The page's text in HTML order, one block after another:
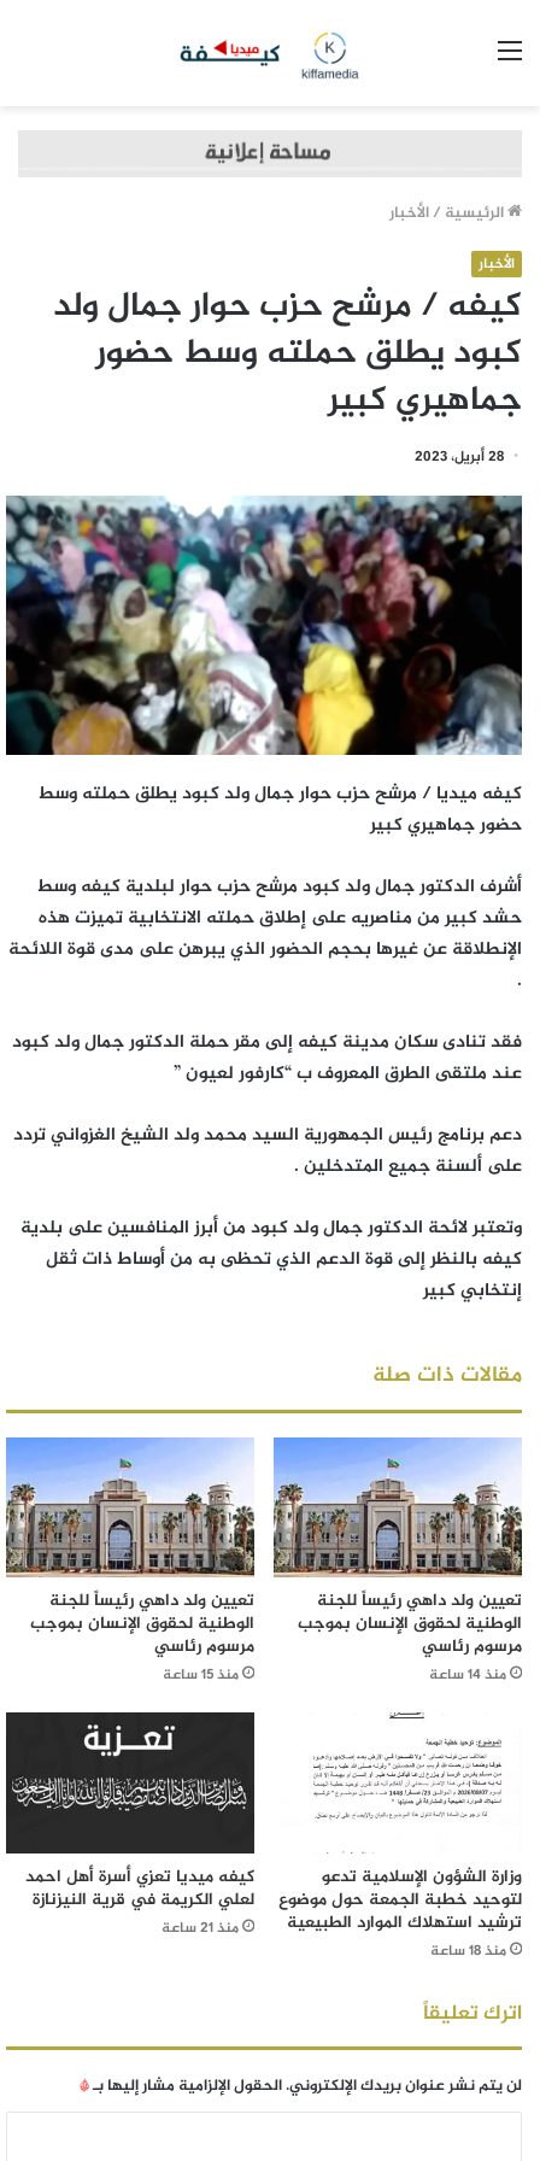
الرئيسية /الأخبار
الأخبار
كيفه / مرشح حزب حوار جمال ولد
كبود يطلق حملته وسط حضور
جماهيري كبير
28 أبريل، 2023
كيفه ميديا / مرشح حزب حوار جمال ولد كبود يطلق حملته وسط
حضور جماهيري كبير
أشرف الدكتور جمال ولد كبود مرشح حزب حوار لبلدية كيفه وسط
حشد كبير من مناصريه على إطلاق حملته الانتخابية تميزت هذه
الإنطلاقة عن غيرها بحجم الحضور الذي يبرهن على مدى قوة اللائحة
.
فقد تنادى سكان مدينة كيفه إلى مقر حملة الدكتور جمال ولد كبود
عند ملتقى الطرق المعروف ب “كارفور لعيون ”
دعم برنامج رئيس الجمهورية السيد محمد ولد الشيخ الغزواني تردد
على ألسنة جميع المتدخلين .
وتعتبر لائحة الدكتور جمال ولد كبود من أبرز المنافسين على بلدية
كيفه بالنظر إلى قوة الدعم الذي تحظى به من أوساط ذات ثقل
إنتخابي كبير
مقالات ذات صلة
تعيين ولد داهي رئيساً للجنة
الوطنية لحقوق الإنسان بموجب
مرسوم رئاسي
منذ 14 ساعة
تعيين ولد داهي رئيساً للجنة
الوطنية لحقوق الإنسان بموجب
مرسوم رئاسي
منذ 15 ساعة
وزارة الشؤون الإسلامية تدعو
لتوحيد خطبة الجمعة حول موضوع
ترشيد استهلاك الموارد الطبيعية
منذ 18 ساعة
كيفه ميديا تعزي أسرة أهل احمد
لعلي الكريمة في قرية النيزنازة
منذ 21 ساعة
اترك تعليقاً
لن يتم نشر عنوان بريدك الإلكتروني.الحقول الإلزامية مشار إليها بـ*